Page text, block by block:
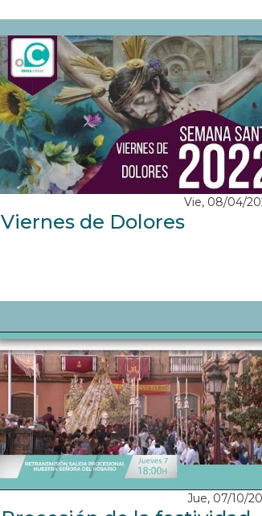
Vie, 08/04/
Viernes de Dolores
Jue, 07/10/